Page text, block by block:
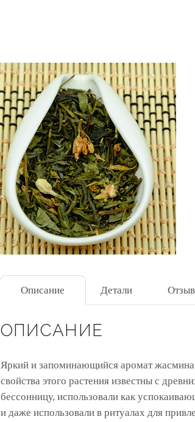
Описание Детали
ОПИСАНИЕ
Яркий и запоминающийся аромат
свойства этого растения известны с
бессонницу, использовали как
и даже использовали в ритуалах для